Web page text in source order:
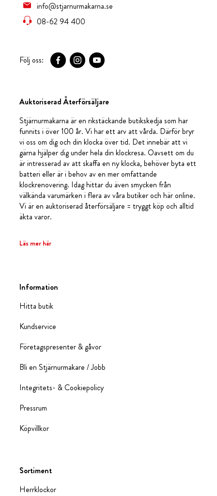
info@stjarnurmakarna.se
08-62 94 400
Följ oss:
Auktoriserad Återförsäljare
Stjärnurmakarna är en rikstäckande butikskedja som har
funnits i över 100 år. Vi har ett arv att vårda. Därför bryr
vi oss om dig och din klocka över tid. Det innebär att vi
gärna hjälper dig under hela din klockresa. Oavsett om du
är intresserad av att skaffa en ny klocka, behöver byta ett
batteri eller är i behov av en mer omfattande
klockrenovering. Idag hittar du även smycken från
välkända varumärken i flera av våra butiker och här online.
Vi är en auktoriserad återförsäljare = tryggt köp och alltid
äkta varor.
Läs mer här
Information
Hitta butik
Kundservice
Företagspresenter & gåvor
Bli en Stjärnurmakare / Jobb
Integritets- & Cookiepolicy
Pressrum
Köpvillkor
Sortiment
Herrklockor